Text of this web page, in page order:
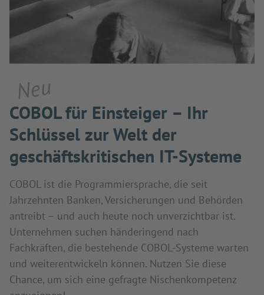
Neu
COBOL für Einsteiger – Ihr
Schlüssel zur Welt der
geschäftskritischen IT-Systeme
COBOL ist die Programmiersprache, die seit
Jahrzehnten Banken, Versicherungen und Behörden
antreibt – und auch heute noch unverzichtbar ist.
Unternehmen suchen händeringend nach
Fachkräften, die bestehende COBOL-Systeme warten
und weiterentwickeln können. Nutzen Sie diese
Chance, um sich eine gefragte Nischenkompetenz